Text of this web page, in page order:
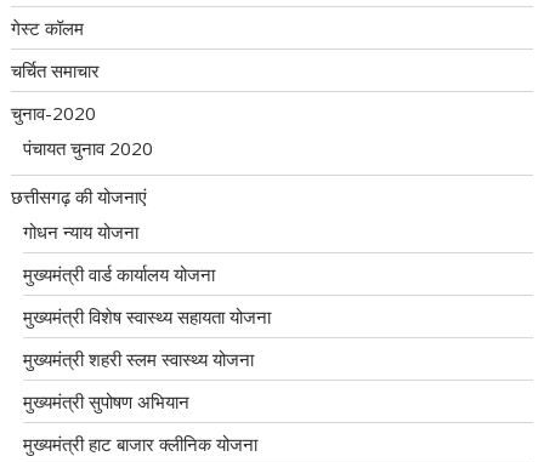
गेस्ट कॉलम
चर्चित समाचार
चुनाव-2020
पंचायत चुनाव 2020
छत्तीसगढ़ की योजनाएं
गोधन न्याय योजना
मुख्यमंत्री वार्ड कार्यालय योजना
मुख्यमंत्री विशेष स्वास्थ्य सहायता योजना
मुख्यमंत्री शहरी स्लम स्वास्थ्य योजना
मुख्यमंत्री सुपोषण अभियान
मुख्यमंत्री हाट बाजार क्लीनिक योजना